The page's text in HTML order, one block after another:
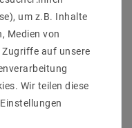
3.0 und kann mit
die Zickbee Light
Es unterstützt auch
und kann an
direkt ohne
4-Kanal
max. Der
um z.B. Inhalte
Medien von
auf unsere
Wir teilen diese